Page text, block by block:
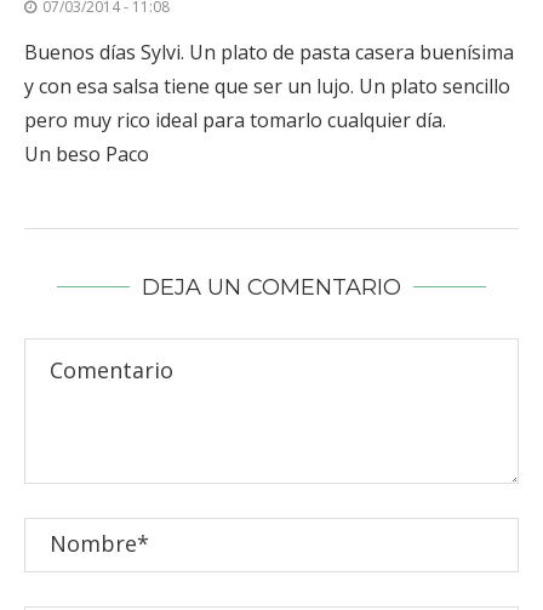
07/03/2014 - 11:08
Buenos días Sylvi. Un plato de pasta casera buenísima
y con esa salsa tiene que ser un lujo. Un plato sencillo
pero muy rico ideal para tomarlo cualquier día.
Un beso Paco
DEJA UN COMENTARIO